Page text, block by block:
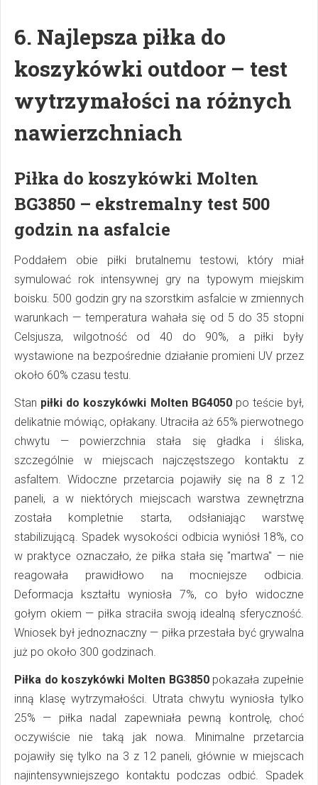
6. Najlepsza piłka do
koszykówki outdoor – test
wytrzymałości na różnych
nawierzchniach
Piłka do koszykówki Molten
BG3850 – ekstremalny test 500
godzin na asfalcie
Poddałem obie piłki brutalnemu testowi, który miał
symulować rok intensywnej gry na typowym miejskim
boisku. 500 godzin gry na szorstkim asfalcie w zmiennych
warunkach — temperatura wahała się od 5 do 35 stopni
Celsjusza, wilgotność od 40 do 90%, a piłki były
wystawione na bezpośrednie działanie promieni UV przez
około 60% czasu testu.
Stan piłki do koszykówki Molten BG4050po teście był,
delikatnie mówiąc, opłakany. Utraciła aż 65% pierwotnego
chwytu — powierzchnia stała się gładka i śliska,
szczególnie w miejscach najczęstszego kontaktu z
asfaltem. Widoczne przetarcia pojawiły się na 8 z 12
paneli, a w niektórych miejscach warstwa zewnętrzna
została kompletnie starta, odsłaniając warstwę
stabilizującą. Spadek wysokości odbicia wyniósł 18%, co
w praktyce oznaczało, że piłka stała się "martwa" — nie
reagowała prawidłowo na mocniejsze odbicia.
Deformacja kształtu wyniosła 7%, co było widoczne
gołym okiem — piłka straciła swoją idealną sferyczność.
Wniosek był jednoznaczny — piłka przestała być grywalna
już po około 300 godzinach.
Piłka do koszykówki Molten BG3850pokazała zupełnie
inną klasę wytrzymałości. Utrata chwytu wyniosła tylko
25% — piłka nadal zapewniała pewną kontrolę, choć
oczywiście nie taką jak nowa. Minimalne przetarcia
pojawiły się tylko na 3 z 12 paneli, głównie w miejscach
najintensywniejszego kontaktu podczas odbić. Spadek